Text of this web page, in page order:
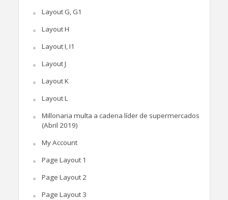
Layout G, G1
Layout H
Layout I, I1
Layout J
Layout K
Layout L
Millonaria multa a cadena líder de supermercados
(Abril 2019)
My Account
Page Layout 1
Page Layout 2
Page Layout 3